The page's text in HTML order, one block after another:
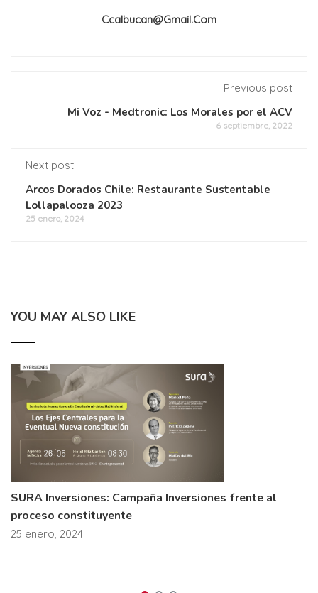
Ccalbucan@gmail.com
Previous post
Mi Voz - Medtronic: Los Morales por el ACV
6 septiembre, 2022
Next post
Arcos Dorados Chile: Restaurante Sustentable
Lollapalooza 2023
25 enero, 2024
YOU MAY ALSO LIKE
SURA Inversiones: Campaña Inversiones frente al
proceso constituyente
25 enero, 2024